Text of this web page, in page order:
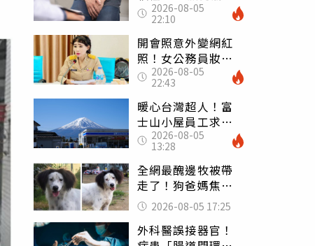
求診 醫曝5大真相
別再誤會
2026-08-05
22:10
開會照意外變網紅
照！女公務員妝容
掀2千則留言 本人
怒嗆：化妝有錯嗎
2026-08-05
22:43
暖心台灣超人！富
士山小屋員工求助
「想活下去」 山
友狂背物資上山：
台灣真的是寶島
2026-08-05
13:28
全網最醜邊牧被帶
走了！狗爸媽焦慮
到送醫 農場急喊
一句話
2026-08-05 17:25
外科醫誤接器官！